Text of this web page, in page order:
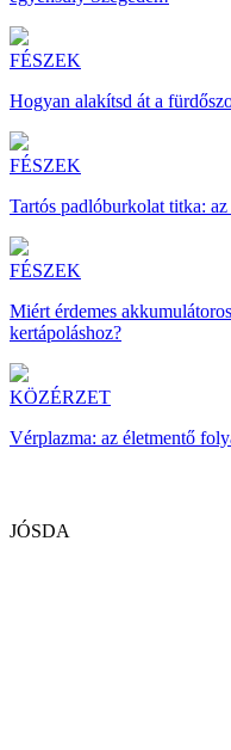
FÉSZEK
Hogyan alakítsd át a
FÉSZEK
Tartós padlóburkolat titka:
FÉSZEK
Miért érdemes
kertápoláshoz?
KÖZÉRZET
Vérplazma: az életmentő
JÓSDA